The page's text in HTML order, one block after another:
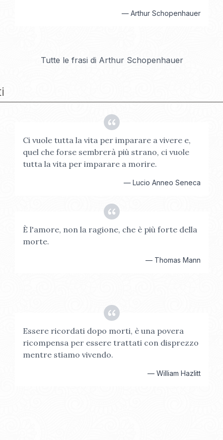
— Arthur Schopenhauer
Tutte le frasi di Arthur Schopenhauer
Ci vuole tutta la vita per imparare a vivere e,
quel che forse sembrerà più strano, ci vuole
tutta la vita per imparare a morire.
— Lucio Anneo Seneca
È l'amore, non la ragione, che è più forte della
morte.
— Thomas Mann
Essere ricordati dopo morti, è una povera
ricompensa per essere trattati con disprezzo
mentre stiamo vivendo.
— William Hazlitt